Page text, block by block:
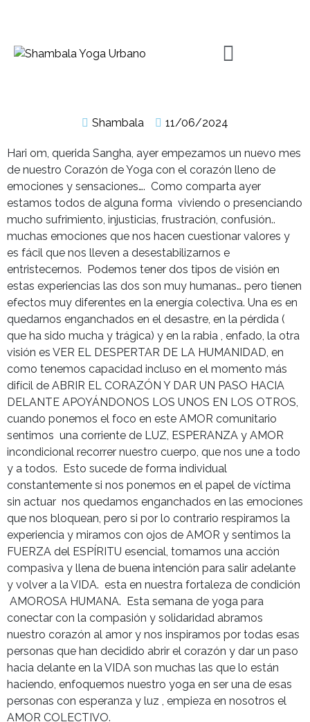
Shambala 11/06/2024
Hari om, querida Sangha, ayer empezamos un nuevo mes
de nuestro Corazón de Yoga con el corazón lleno de
emociones y sensaciones…. Como comparta ayer
estamos todos de alguna forma viviendo o presenciando
mucho sufrimiento, injusticias, frustración, confusión..
muchas emociones que nos hacen cuestionar valores y
es fácil que nos lleven a desestabilizarnos e
entristecernos. Podemos tener dos tipos de visión en
estas experiencias las dos son muy humanas… pero tienen
efectos muy diferentes en la energía colectiva. Una es en
quedarnos enganchados en el desastre, en la pérdida (
que ha sido mucha y trágica) y en la rabia , enfado, la otra
visión es VER EL DESPERTAR DE LA HUMANIDAD, en
como tenemos capacidad incluso en el momento más
difícil de ABRIR EL CORAZÓN Y DAR UN PASO HACIA
DELANTE APOYÁNDONOS LOS UNOS EN LOS OTROS,
cuando ponemos el foco en este AMOR comunitario
sentimos una corriente de LUZ, ESPERANZA y AMOR
incondicional recorrer nuestro cuerpo, que nos une a todo
y a todos. Esto sucede de forma individual
constantemente si nos ponemos en el papel de víctima
sin actuar nos quedamos enganchados en las emociones
que nos bloquean, pero si por lo contrario respiramos la
experiencia y miramos con ojos de AMOR y sentimos la
FUERZA del ESPÍRITU esencial, tomamos una acción
compasiva y llena de buena intención para salir adelante
y volver a la VIDA. esta en nuestra fortaleza de condición
AMOROSA HUMANA. Esta semana de yoga para
conectar con la compasión y solidaridad abramos
nuestro corazón al amor y nos inspiramos por todas esas
personas que han decidido abrir el corazón y dar un paso
hacia delante en la VIDA son muchas las que lo están
haciendo, enfoquemos nuestro yoga en ser una de esas
personas con esperanza y luz , empieza en nosotros el
AMOR COLECTIVO.